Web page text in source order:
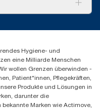
Hygiene- und
eine Milliarde Menschen
wollen Grenzen überwinden -
Patient*innen, Pflegekräften,
Produkte und Lösungen in
darunter die
bekannte Marken wie Actimove,